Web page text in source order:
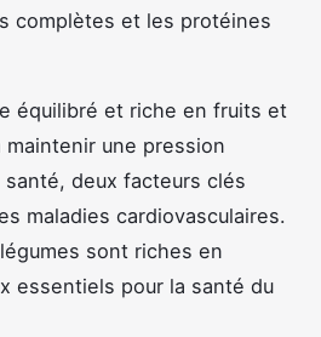
complètes et les protéines
équilibré et riche en fruits et
une pression
deux facteurs clés
maladies cardiovasculaires.
sont riches en
essentiels pour la santé du